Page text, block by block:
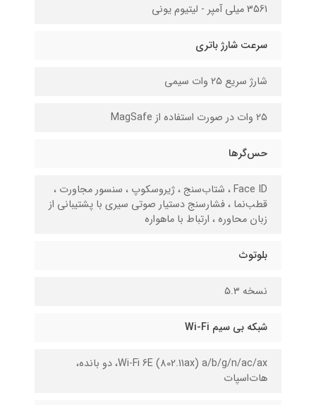
3561 میلی آمپر - لیتیوم یونی
سرعت شارژ باتری
شارژ سریع ۲۵ وات سیمی
۲۵ وات در صورت استفاده از MagSafe
حس‌گرها
Face ID ، شتاب‌سنج ، ژیروسکوپ ، سنسور مجاورت ،
قطب‌نما ، فشارسنج دستیار صوتی سیری با پشتیبانی از
زبان محاوره ، ارتباط با ماهواره
بلوتوث
نسخه ۵.۳
شبکه بی سیم Wi-Fi
Wi-Fi 6E (802.11ax) a/b/g/n/ac/ax، دو بانده،
هات‌اسپات